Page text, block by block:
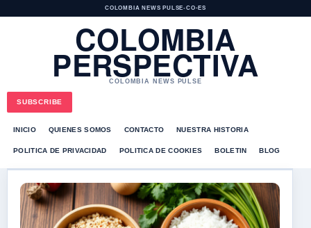
COLOMBIA NEWS PULSE•CO-ES
COLOMBIA
PERSPECTIVA
COLOMBIA NEWS PULSE
SUBSCRIBE
INICIO QUIENES SOMOS CONTACTO NUESTRA HISTORIA
POLITICA DE PRIVACIDAD POLITICA DE COOKIES BOLETIN BLOG